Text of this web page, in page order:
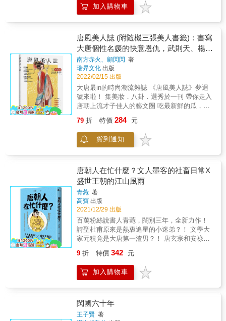
的史實，張說幾次要求修改文字，吳兢不受威
脅，稱：「若取人情，何名為直筆。」被貶官
荊司馬。 吳勁的直筆也不得皇帝的心。這本
《貞觀政要》在呈現給玄宗後，玄宗不但未加
以讚賞，甚至將吳兢貶官。但也正是因為吳兢
的直言，《貞觀政要》才會成為備受推崇的經
典。 &
前已然定型，糧作耕耘仰賴太平洋西南季風帶
雨，則旱災必作，隨之是蝗災。唐宋帝國為穩
定糧食充分供應，多以糧倉儲米以濟不時之
需。這是以儲糧制和義倉制來因應降雨的不確
定性。附帶的因應措施有二：其一，藉祠廟祈
雨儀式呼求老天降雨，其二，興作陂塘隄堰蓄
水和防洪。 祈雨倘若有成，地方官馬上面臨蓋
廟酬神的壓力。修廟／蓋廟或是修建陂塘和隄
堰，乃一縣之大事，屬於公共工程性質，需要
募資和糾集工役，工程本身會連帶牽動到官民
之間，以及居民之間的利益之分配。這是測試
方碑石所刻的記文中。工程操控權誰屬，似乎
決定了地方官與地方勢力追逐公共權力途上誰
居上手。 本書提供八至十世紀唐帝國華南地方
分南北的地方政治／文化經驗。使用「廟／祠
記」、「德政／遺愛碑文」、「循吏傳記」和
「牧守行為集錄」四種文本史料，解答中國地
方治理文化基因設置，與地方實際政情之間錯
縱複雜的關係。 本書封面說明 ◎封面圖片：
「解州關帝廟」，中國最大的關帝廟，位於山
西運城市解州鎮，是關公故鄉。創建於隋開皇
九年（589），宋元至明清不斷重修或重建，現
建。供奉關帝神龕的崇寧殿，懸掛「神勇」巨
匾，由清朝乾隆皇帝欽定。
加入購物車
唐風美人誌 (附隨機三張美人書籤)：書寫
大唐個性名媛的快意恩仇，武則天、楊貴
妃、上官婉兒、太平公主
南方赤火、顧閃閃 著
瑞昇文化 出版
2022/02/15 出版
大唐最in的時尚潮流雜誌 《唐風美人誌》夢迴
號來啦！ 集美妝．八卦．選秀於一刊 帶你走入
唐朝上流才子佳人的藝文圈 吃最新鮮的瓜，看
不要錯過！ #風華絕代！隨贈九大美人書籤
（隨機三張） #俊男美女插圖，讓你讀書也賞
心悅目 #風趣幽默的時空記者為你採訪第一手
照，不再天馬行空 #古人很潮系列，《公子世
無雙》、《君子溫如玉》系列作！（瑞昇文
化） 穿越時空，夢回唐朝 突然有一天你睜開眼
睛，發現自己身處繁華和平的盛世大唐，看見
街上往來的行人中不乏有裝扮美艷、詩詞歌賦
信手拈來，或絲毫不在乎世俗目光，一身瀟灑
勁裝的女子，你是否也會對這個朝代感到好
奇？ 唐朝女子愛梳妝打扮，人人都知，花鈿面
靨樣樣來。當然，一般女子如此，傳奇才女更
不得了，在愛情上，她們不僅敢於追求，愛了
何親口對你說！ ★作為一個合格的大唐追星
族，你一定要掌握的★ &gt;&gt;&gt;潮流穿搭
&lt;&lt;&lt; ☞臉上有小瑕疵或疤痕，應該畫什
兒教妳高段位的遮瑕小技巧。 ☞梳子只能用來
梳頭髮嗎？ 錯了！梳子插在頭髮上不僅美觀還
79 折 特價 284 元
貨到通知
唐朝人在忙什麼？文人墨客的社畜日常X
盛世王朝的江山風雨
青菀 著
高寶 出版
2021/12/29 出版
百萬粉絲說書人青菀，闊別三年，全新力作！
詩聖杜甫原來是熱衷追星的小迷弟？！ 文學大
家元稹竟是大唐第一渣男？！ 唐玄宗和安祿山
唐朝風雲人物有血有肉的真實瞬間，35篇詩酒
江湖的鮮活故事！ 比宮鬥劇更令人欲罷不能！
百萬粉絲徹夜追更！ 古人的如戲人生，遠比歷
人；參選就六親不認、砍頭無數的冷血皇帝；
為了賺錢，加班到命也不要的斜槓大臣
9 折 特價 342 元
加入購物車
閩國六十年
王子賢 著